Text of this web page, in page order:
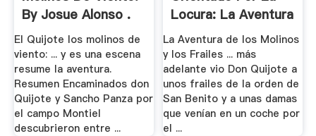
By Josue Alonso .
El Quijote los molinos de
viento: ... y es una escena
resume la aventura.
Resumen Encaminados don
Quijote y Sancho Panza por
el campo Montiel
descubrieron entre ...
Locura: La Aventura
.
La Aventura de los Molinos
y los Frailes ... más
adelante vio Don Quijote a
unos frailes de la orden de
San Benito y a unas damas
que venían en un coche por
el ...